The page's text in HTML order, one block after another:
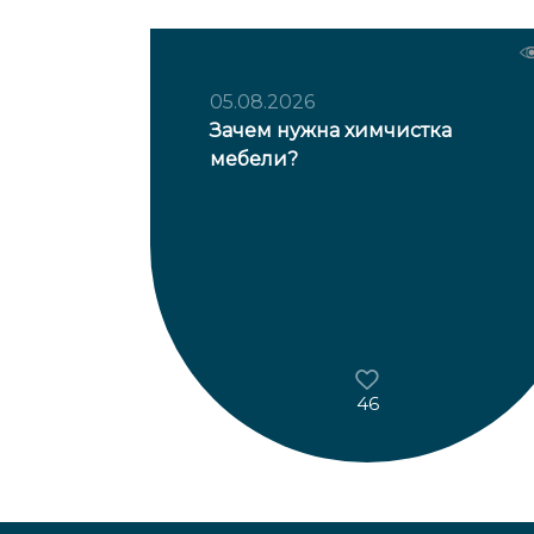
05.08.2026
Зачем нужна химчистка
мебели?
46